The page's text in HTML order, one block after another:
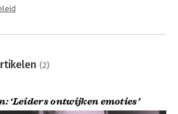
(2)
‘Leiders ontwijken emoties’